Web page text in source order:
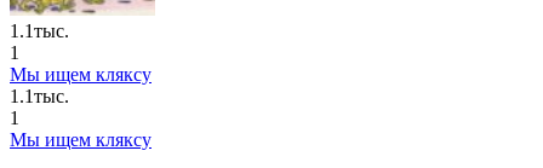
1.1тыс.
1
Мы ищем кляксу
1.1тыс.
1
Мы ищем кляксу